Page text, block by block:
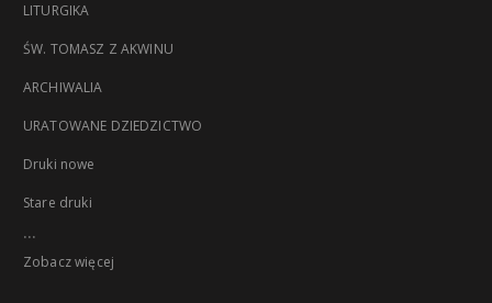
LITURGIKA
ŚW. TOMASZ Z AKWINU
ARCHIWALIA
URATOWANE DZIEDZICTWO
Druki nowe
Stare druki
...
Zobacz więcej